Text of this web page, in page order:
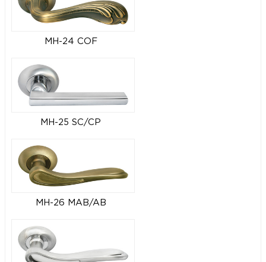
MH-24 COF
MH-25 SC/CP
MH-26 MAB/AB